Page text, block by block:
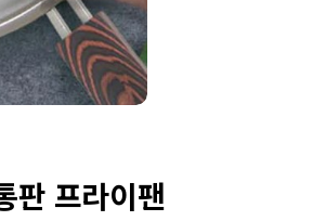
판 프라이팬